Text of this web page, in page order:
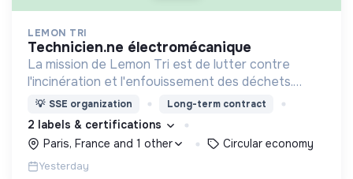
LEMON TRI
technicien.ne électromécanique
La mission de Lemon Tri est de lutter contre
l'incinération et l'enfouissement des déchets.
Adoptez les bons zestes à nos côtés !
💡 SSE organization Long-term contract
2 labels & certifications
Paris, France and 1 other
Circular economy
Yesterday